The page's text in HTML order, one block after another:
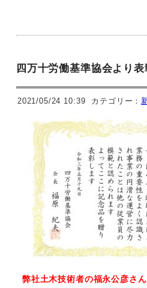
四万十労働基準協会より表
2021/05/24 10:39 カテゴリー：
弊社土木技術者の福永公彦さ